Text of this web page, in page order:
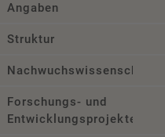
Angaben
Struktur
Nachwuchswissenschaftler
Forschungs- und
Entwicklungsprojekte